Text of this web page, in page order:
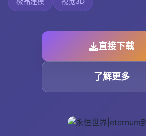
直接下载
了解更多